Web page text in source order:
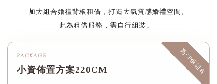
加大組合婚禮背板租借，打造大氣質感婚禮空間。
此為租借服務，需自行組裝。
高CP值組合
PACKAGE
小資佈置方案220CM